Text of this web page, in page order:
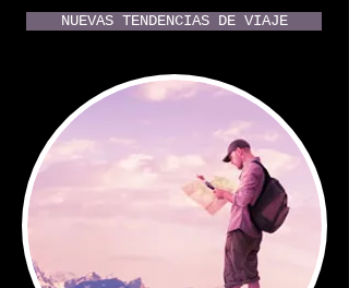
NUEVAS TENDENCIAS DE VIAJE